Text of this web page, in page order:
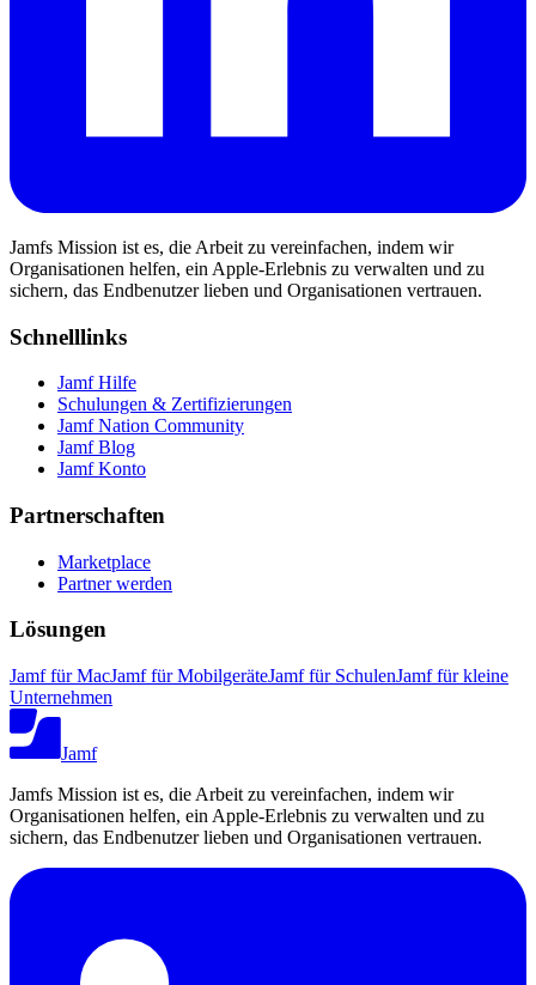
Jamfs Mission ist es, die Arbeit zu vereinfachen, indem wir
Organisationen helfen, ein Apple-Erlebnis zu verwalten und zu
sichern, das Endbenutzer lieben und Organisationen vertrauen.
Schnelllinks
Jamf Hilfe
Schulungen & Zertifizierungen
Jamf Nation Community
Jamf Blog
Jamf Konto
Partnerschaften
Marketplace
Partner werden
Lösungen
Jamf für MacJamf für MobilgeräteJamf für SchulenJamf für kleine
Unternehmen
Jamf
Jamfs Mission ist es, die Arbeit zu vereinfachen, indem wir
Organisationen helfen, ein Apple-Erlebnis zu verwalten und zu
sichern, das Endbenutzer lieben und Organisationen vertrauen.